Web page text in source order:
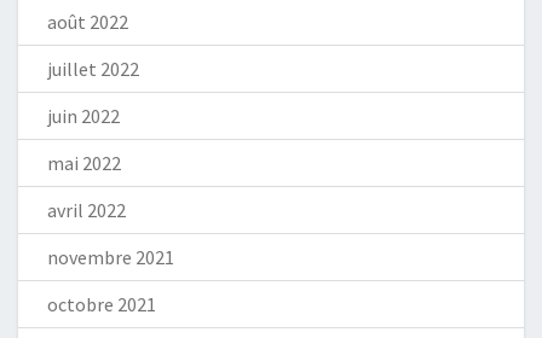
août 2022
juillet 2022
juin 2022
mai 2022
avril 2022
novembre 2021
octobre 2021